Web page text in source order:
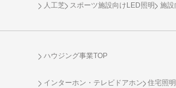
人工芝 スポーツ施設向けLED照明 施設
ハウジング事業TOP
インターホン・テレビドアホン 住宅照明